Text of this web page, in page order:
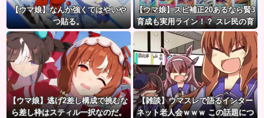
【ウマ娘】なんか強くてはやいや
つ貼る。
【ウマ娘】スピ補正20あるなら賢3
育成も実用ライン！？ スレ民の育
成した夏ドーベルが仕上がりつつ
ある件
【ウマ娘】逃げ2差し構成で挑むな
ら差し枠はスティル一択なのだ。
【雑談】ウマスレで語るインター
ネット老人会ｗｗｗ この話題につ